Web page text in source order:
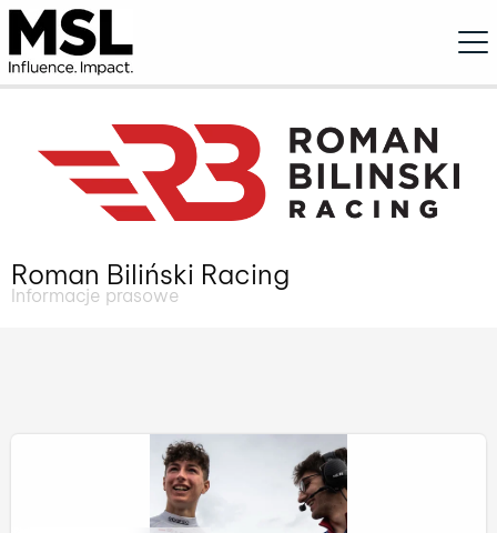
Roman Biliński Racing
Informacje prasowe